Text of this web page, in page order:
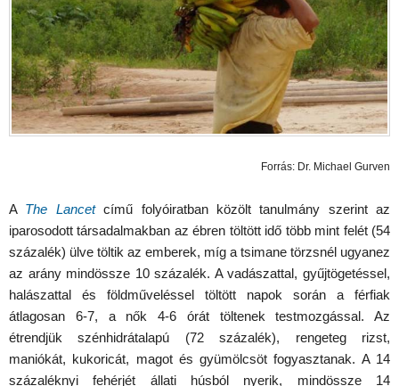
Forrás: Dr. Michael Gurven
A The Lancetcímű folyóiratban közölt tanulmány szerint az
iparosodott társadalmakban az ébren töltött idő több mint felét (54
százalék) ülve töltik az emberek, míg a tsimane törzsnél ugyanez
az arány mindössze 10 százalék. A vadászattal, gyűjtögetéssel,
halászattal és földműveléssel töltött napok során a férfiak
átlagosan 6-7, a nők 4-6 órát töltenek testmozgással. Az
étrendjük szénhidrátalapú (72 százalék), rengeteg rizst,
maniókát, kukoricát, magot és gyümölcsöt fogyasztanak. A 14
százaléknyi fehérjét állati húsból nyerik, mindössze 14